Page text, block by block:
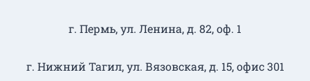
г. Пермь, ул. Ленина, д. 82, оф. 1
г. Нижний Тагил​, ул. Вязовская, д. 15, офис 301